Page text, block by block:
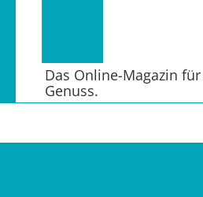
Das Online-Magazin
Genuss.